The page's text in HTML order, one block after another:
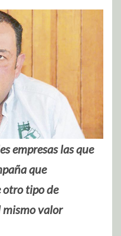
empresas las que
que
otro tipo de
mismo valor